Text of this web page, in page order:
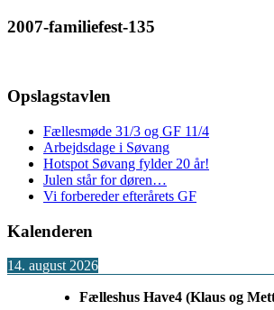
2007-familiefest-135
Opslagstavlen
Fællesmøde 31/3 og GF 11/4
Arbejdsdage i Søvang
Hotspot Søvang fylder 20 år!
Julen står for døren…
Vi forbereder efterårets GF
Kalenderen
14. august 2026
Fælleshus Have4 (Klaus og